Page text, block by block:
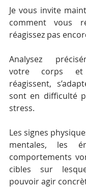
Je vous invite
comment vous
réagissez pas
Analysez
votre corps
réagissent,
sont en difficulté
stress.
Les signes
mentales, les
comportements
cibles sur
pouvoir agir